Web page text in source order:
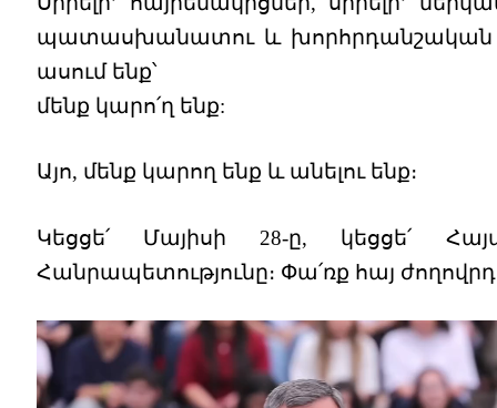
պատասխանատու և խորհրդանշական
ասում ենք՝
մենք կարո՛ղ ենք:
Այո, մենք կարող ենք և անելու ենք։
Կեցցե՛ Մայիսի 28-ը, կեցցե՛
Հանրապետությունը։ Փա՛ռք հայ
Video
Player